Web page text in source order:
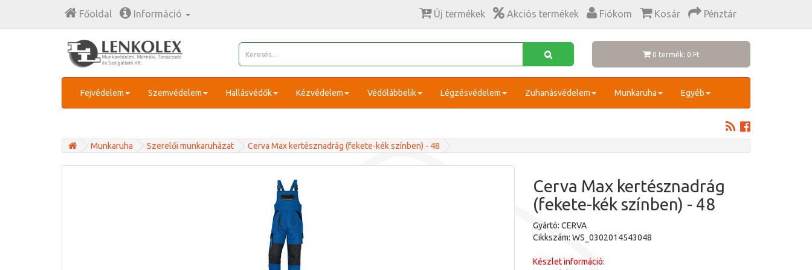
Főoldal Információ Új termékek Akciós termékek Fiókom Kosár Pénztár
0 termék: 0 Ft
Fejvédelem Szemvédelem Hallásvédők Kézvédelem Védőlábbelik Légzésvédelem Zuhanásvédelem Munkaruha Egyéb
Munkaruha Szerelői munkaruházat Cerva Max kertésznadrág (fekete-kék színben) - 48
Cerva Max kertésznadrág
(fekete-kék színben) - 48
Gyártó: CERVA
Cikkszám: WS_0302014543048
Készlet információ: